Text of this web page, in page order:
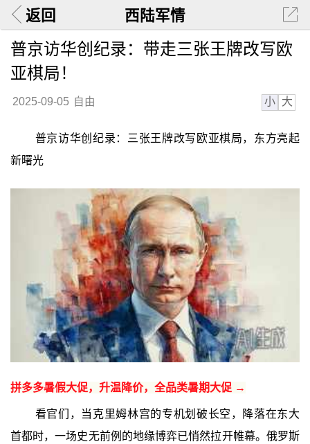
返回 西陆军情
普京访华创纪录：带走三张王牌改写欧
亚棋局！
2025-09-05 自由 小 大
普京访华创纪录：三张王牌改写欧亚棋局，东方亮起
新曙光
拼多多暑假大促，升温降价，全品类暑期大促 →
看官们，当克里姆林宫的专机划破长空，降落在东大
首都时，一场史无前例的地缘博弈已悄然拉开帷幕。俄罗斯